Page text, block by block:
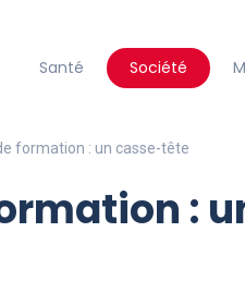
Santé Société
formation : un casse-tête
: